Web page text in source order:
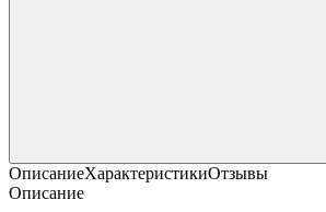
ОписаниеХарактеристикиОтзывы
Описание